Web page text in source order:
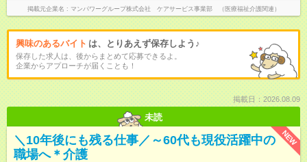
掲載元企業名 マンパワーグループ株式会社 ケアサービス事業部 （医療福祉介護関連）
興味のあるバイト は、とりあえず保存しよう♪
保存した求人は、後からまとめて応募できるよ。
企業からアプローチが届くことも！
掲載日：2026.08.09
未読
NEW
＼10年後にも残る仕事／～60代も現役活躍中の
職場へ＊介護